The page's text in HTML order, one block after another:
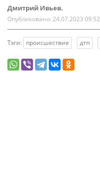
Дмитрий Ивьев.
Опубликовано: 24.07.2023 09:52
Тэги: происшествие дтп